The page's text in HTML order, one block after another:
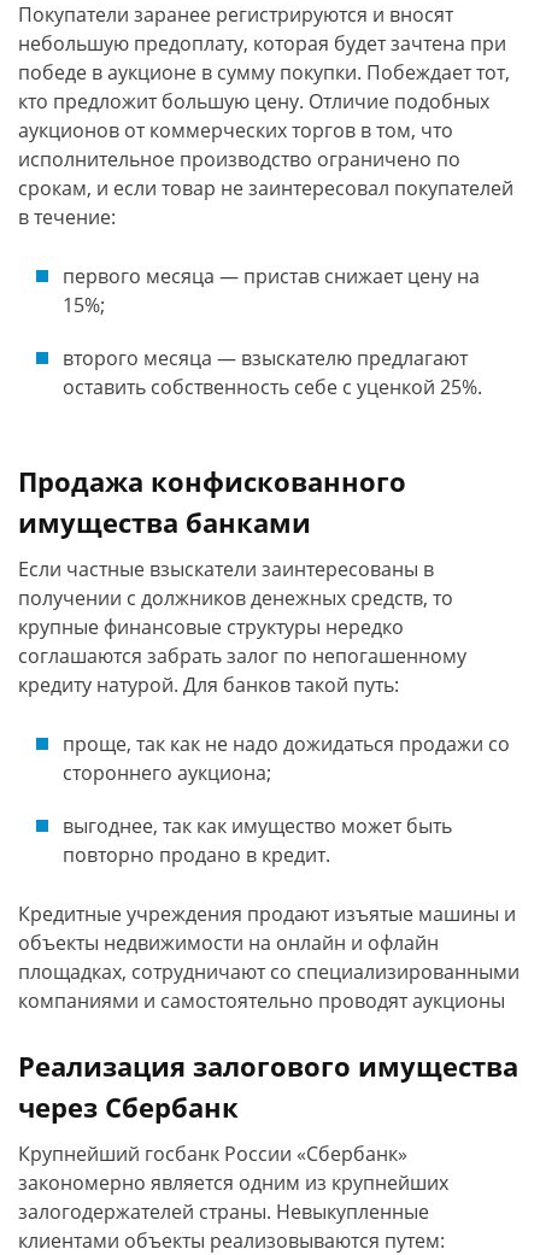
Покупатели заранее регистрируются и вносят
небольшую предоплату, которая будет зачтена при
победе в аукционе в сумму покупки. Побеждает тот,
кто предложит большую цену. Отличие подобных
аукционов от коммерческих торгов в том, что
исполнительное производство ограничено по
срокам, и если товар не заинтересовал покупателей
в течение:
первого месяца — пристав снижает цену на
15%;
второго месяца — взыскателю предлагают
оставить собственность себе с уценкой 25%.
Продажа конфискованного
имущества банками
Если частные взыскатели заинтересованы в
получении с должников денежных средств, то
крупные финансовые структуры нередко
соглашаются забрать залог по непогашенному
кредиту натурой. Для банков такой путь:
проще, так как не надо дожидаться продажи со
стороннего аукциона;
выгоднее, так как имущество может быть
повторно продано в кредит.
Кредитные учреждения продают изъятые машины и
объекты недвижимости на онлайн и офлайн
площадках, сотрудничают со специализированными
компаниями и самостоятельно проводят аукционы
Реализация залогового имущества
через Сбербанк
Крупнейший госбанк России «Сбербанк»
закономерно является одним из крупнейших
залогодержателей страны. Невыкупленные
клиентами объекты реализовываются путем: